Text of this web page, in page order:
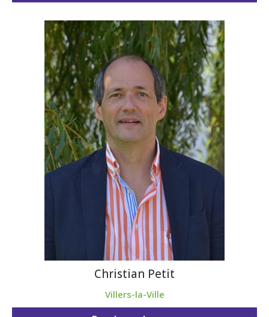
Christian Petit
Villers-la-Ville